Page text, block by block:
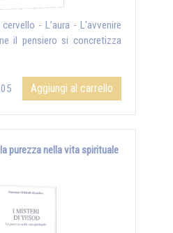
- L’aura - L'avvenire
il pensiero si concretizza
Aggiungi al carrello
la purezza nella vita spirituale